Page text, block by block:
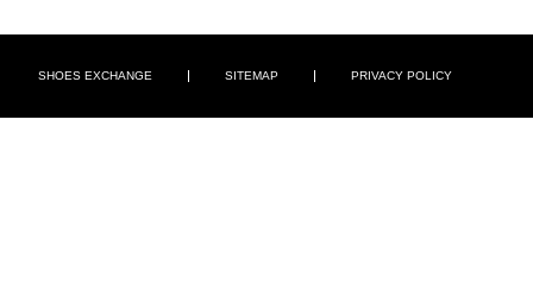
SHOES EXCHANGE SITEMAP PRIVACY POLICY